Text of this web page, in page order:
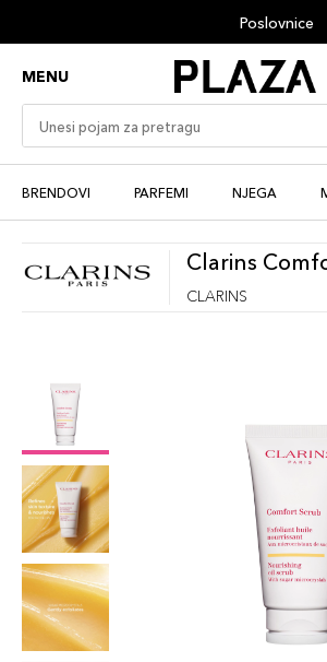
Poslovnice
MENU
BRENDOVI PARFEMI NJEGA
Clarins
CLARINS